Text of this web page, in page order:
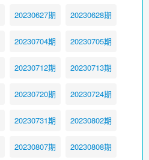
20230627期 20230628期
20230704期 20230705期
20230712期 20230713期
20230720期 20230724期
20230731期 20230802期
20230807期 20230808期